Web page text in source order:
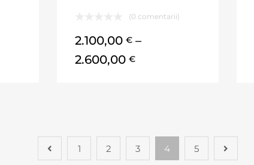
(0 comentarii)
2.100,00 € –
2.600,00 €
1 2 3 4 5